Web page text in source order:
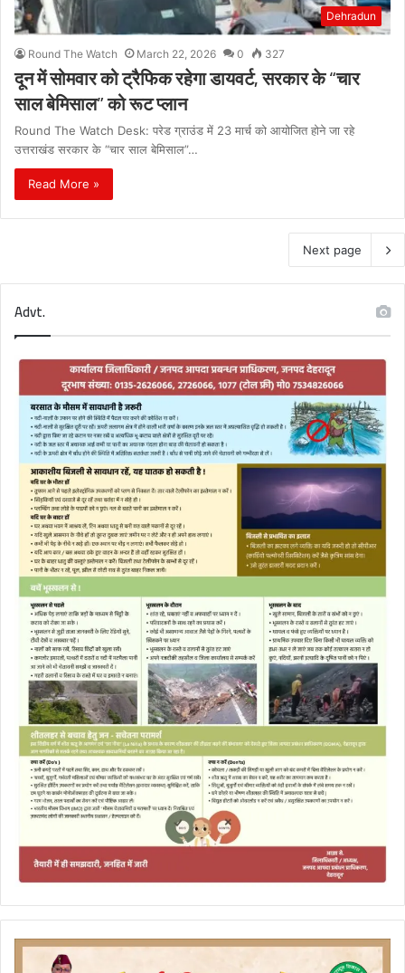
Dehradun
Round The Watch March 22, 2026 0 327
दून में सोमवार को ट्रैफिक रहेगा डायवर्ट, सरकार के “चार
साल बेमिसाल” को रूट प्लान
Round The Watch Desk: परेड ग्राउंड में 23 मार्च को आयोजित होने जा रहे
उत्तराखंड सरकार के “चार साल बेमिसाल”…
Read More »
Next page
Advt.